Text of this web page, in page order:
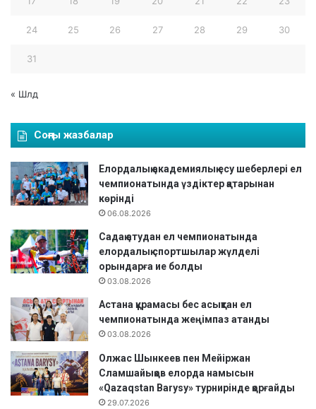
24 25 26 27 28 29 30
31
« Шлд
Соңғы жазбалар
Елордалық академиялық есу шеберлері ел
чемпионатында үздіктер қатарынан
көрінді
06.08.2026
Садақ атудан ел чемпионатында
елордалық спортшылар жүлделі
орындарға ие болды
03.08.2026
Астана құрамасы бес асықтан ел
чемпионатында жеңімпаз атанды
03.08.2026
Олжас Шынкеев пен Мейіржан
Сламшайықов елорда намысын
«Qazaqstan Barysy» турнирінде қорғайды
29.07.2026